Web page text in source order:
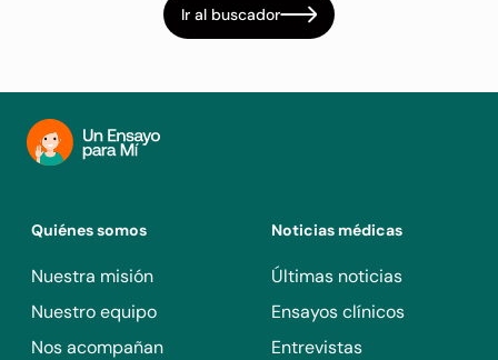
Ir al buscador
Quiénes somos
Nuestra misión
Nuestro equipo
Nos acompañan
Noticias médicas
Últimas noticias
Ensayos clínicos
Entrevistas